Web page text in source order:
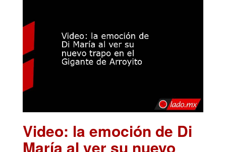
Video: la emoción de Di
María al ver su nuevo